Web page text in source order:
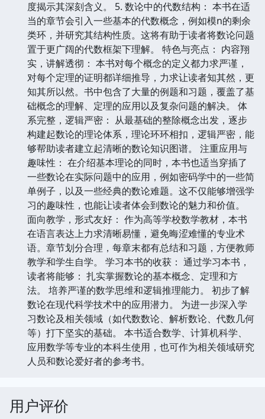
度揭示其深刻含义。 5. 数论中的代数结构： 本书在适
当的章节会引入一些基本的代数概念，例如模n的剩余
类环，并研究其结构性质。这将有助于读者将数论问题
置于更广阔的代数框架下理解。 特色与亮点： 内容翔
实，讲解透彻： 本书对每个概念的定义都力求严谨，
对每个定理的证明都详细推导，力求让读者知其然，更
知其所以然。书中包含了大量的例题和习题，覆盖了基
础概念的理解、定理的应用以及复杂问题的解决。 体
系完整，逻辑严密： 从最基础的整除概念出发，逐步
构建起数论的理论体系，理论环环相扣，逻辑严密，能
够帮助读者建立起清晰的数论知识图谱。 注重应用与
趣味性： 在介绍基本理论的同时，本书也适当穿插了
一些数论在实际问题中的应用，例如密码学中的一些简
单例子，以及一些经典的数论难题。这不仅能够增强学
习的趣味性，也能让读者体会到数论的魅力和价值。
面向教学，形式友好： 作为高等学校数学教材，本书
在语言表达上力求清晰易懂，避免晦涩难懂的专业术
语。章节划分合理，每章末都有总结和习题，方便教师
教学和学生自学。 学习本书的收获： 通过学习本书，
读者将能够： 扎实掌握数论的基本概念、定理和方
法。 培养严谨的数学思维和逻辑推理能力。 初步了解
数论在现代科学技术中的应用潜力。 为进一步深入学
习数论及相关领域（如代数数论、解析数论、代数几何
等）打下坚实的基础。 本书适合数学、计算机科学、
应用数学等专业的本科生使用，也可作为相关领域研究
人员和数论爱好者的参考书。
用户评价